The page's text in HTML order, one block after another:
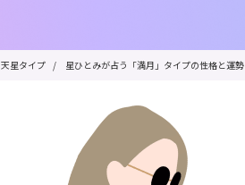
天星タイプ / 星ひとみが占う「満月」タイプの性格と運勢